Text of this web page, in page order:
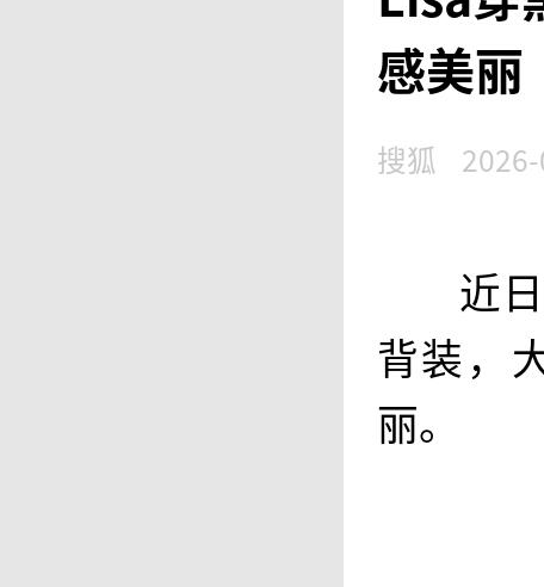
感美丽
搜狐
近
背装，
丽。